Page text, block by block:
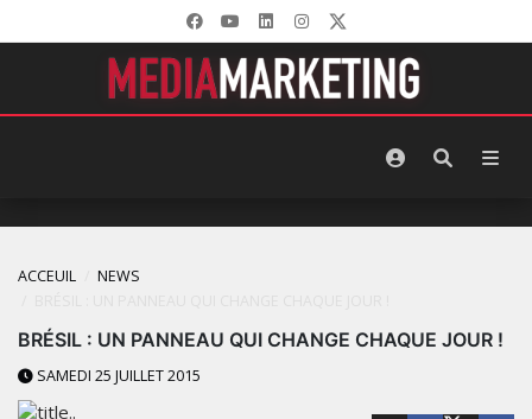
ACCEUIL
NEWS
BRÉSIL : UN PANNEAU QUI CHANGE CHAQUE JOUR !
SAMEDI 25 JUILLET 2015